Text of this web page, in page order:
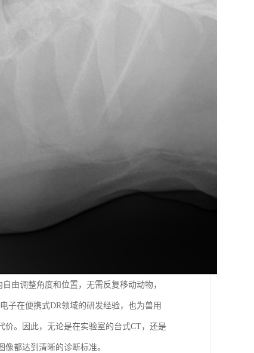
由调整角度和位置，无需反复移动动物，
子在便携式DR领域的研发经验，也为兽用
价。因此，无论是在实验室的台式CT，还是
都达到清晰的诊断标准。